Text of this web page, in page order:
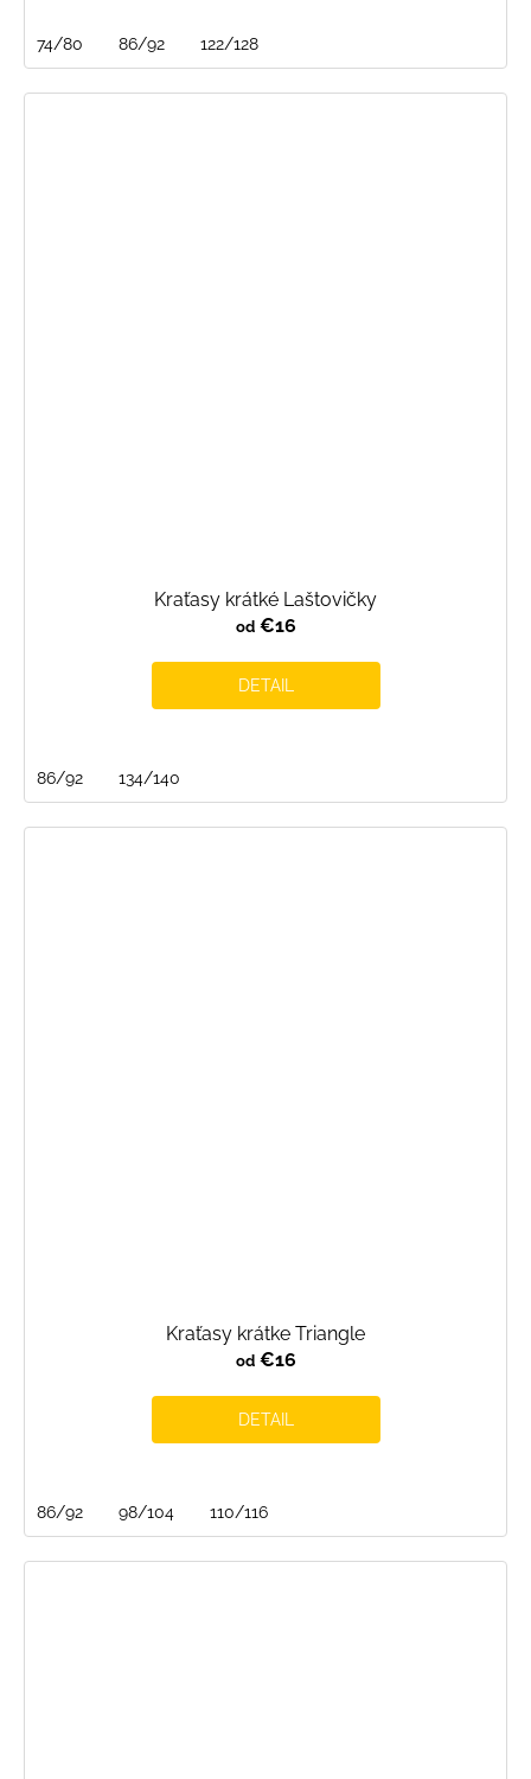
74/80 86/92 122/128
Kraťasy krátké Laštovičky
od€16
DETAIL
86/92 134/140
Kraťasy krátke Triangle
od€16
DETAIL
86/92 98/104 110/116